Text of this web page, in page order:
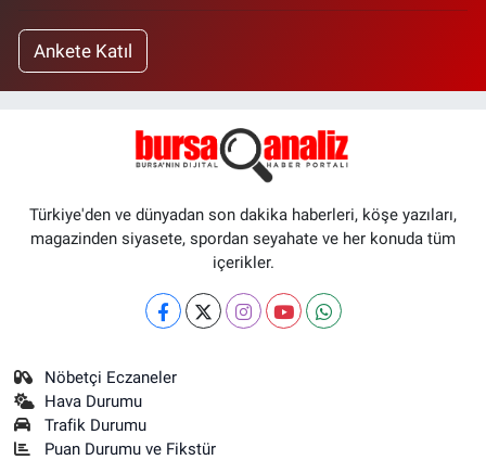
Ankete Katıl
Türkiye'den ve dünyadan son dakika haberleri, köşe yazıları,
magazinden siyasete, spordan seyahate ve her konuda tüm
içerikler.
Nöbetçi Eczaneler
Hava Durumu
Trafik Durumu
Puan Durumu ve Fikstür